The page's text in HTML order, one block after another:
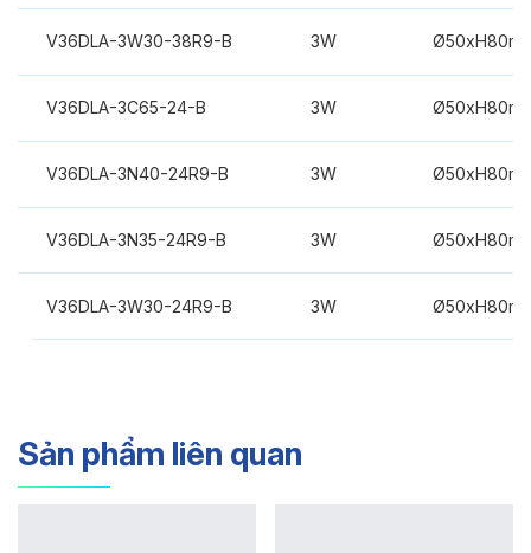
V36DLA-3W30-38R9-B 3W
V36DLA-3C65-24-B 3W
V36DLA-3N40-24R9-B 3W
V36DLA-3N35-24R9-B 3W
V36DLA-3W30-24R9-B 3W
Sản phẩm liên quan